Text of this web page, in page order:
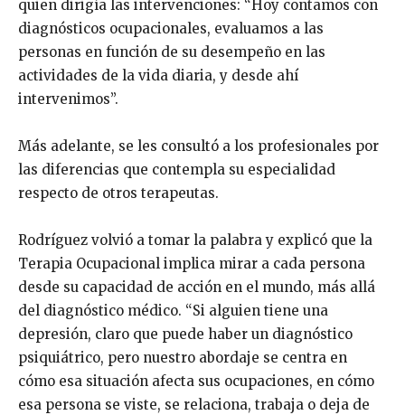
quien dirigía las intervenciones: “Hoy contamos con
diagnósticos ocupacionales, evaluamos a las
personas en función de su desempeño en las
actividades de la vida diaria, y desde ahí
intervenimos”.
Más adelante, se les consultó a los profesionales por
las diferencias que contempla su especialidad
respecto de otros terapeutas.
Rodríguez volvió a tomar la palabra y explicó que la
Terapia Ocupacional implica mirar a cada persona
desde su capacidad de acción en el mundo, más allá
del diagnóstico médico. “Si alguien tiene una
depresión, claro que puede haber un diagnóstico
psiquiátrico, pero nuestro abordaje se centra en
cómo esa situación afecta sus ocupaciones, en cómo
esa persona se viste, se relaciona, trabaja o deja de